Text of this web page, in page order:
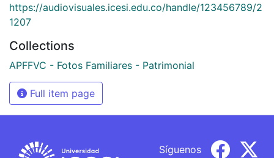
https://audiovisuales.icesi.edu.co/handle/123456789/2
1207
Collections
APFFVC - Fotos Familiares - Patrimonial
Full item page
Síguenos